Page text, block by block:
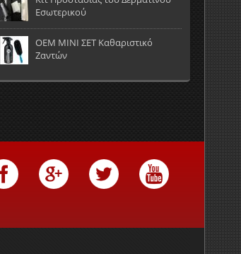
Εσωτερικού
OEM MINI ΣΕΤ Καθαριστικό
Ζαντών